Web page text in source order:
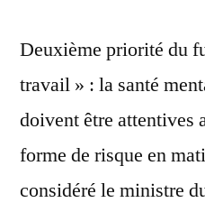
Deuxième priorité du
travail » : la santé
doivent être attentives
forme de risque en
considéré le ministre